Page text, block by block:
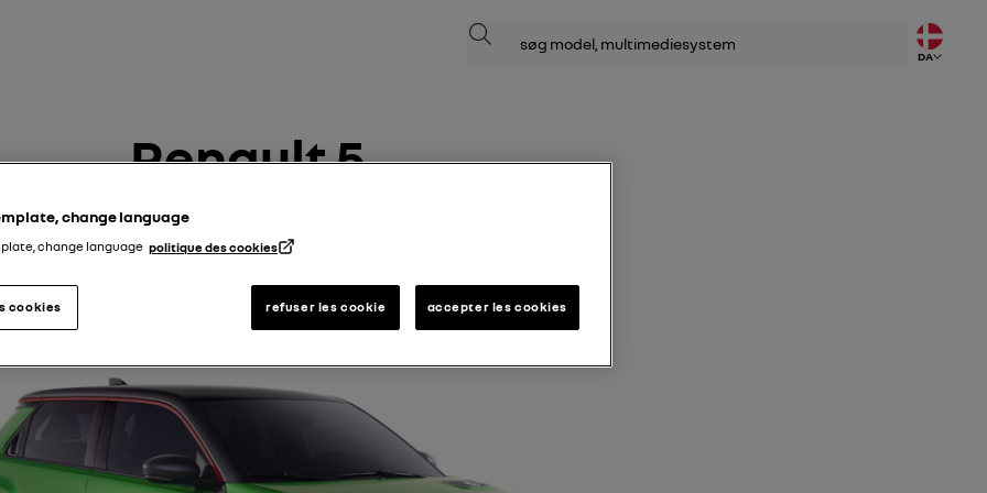
søg
DA
Renault 5
14/04/2025
change language
change language politique des cookies
refuser les cookie accepter les cookies
cookies